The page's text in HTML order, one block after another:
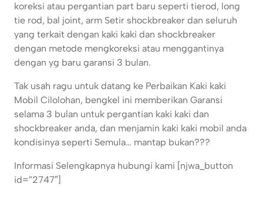
koreksi atau pergantian part baru seperti tierod, long
tie rod, bal joint, arm Setir shockbreaker dan seluruh
yang terkait dengan kaki kaki dan shockbreaker
dengan metode mengkoreksi atau menggantinya
dengan yg baru garansi 3 bulan.
Tak usah ragu untuk datang ke Perbaikan Kaki kaki
Mobil Cilolohan, bengkel ini memberikan Garansi
selama 3 bulan untuk pergantian kaki kaki dan
shockbreaker anda, dan menjamin kaki kaki mobil anda
kondisinya seperti Semula… mantap bukan???
Informasi Selengkapnya hubungi kami [njwa_button
id=”2747″]